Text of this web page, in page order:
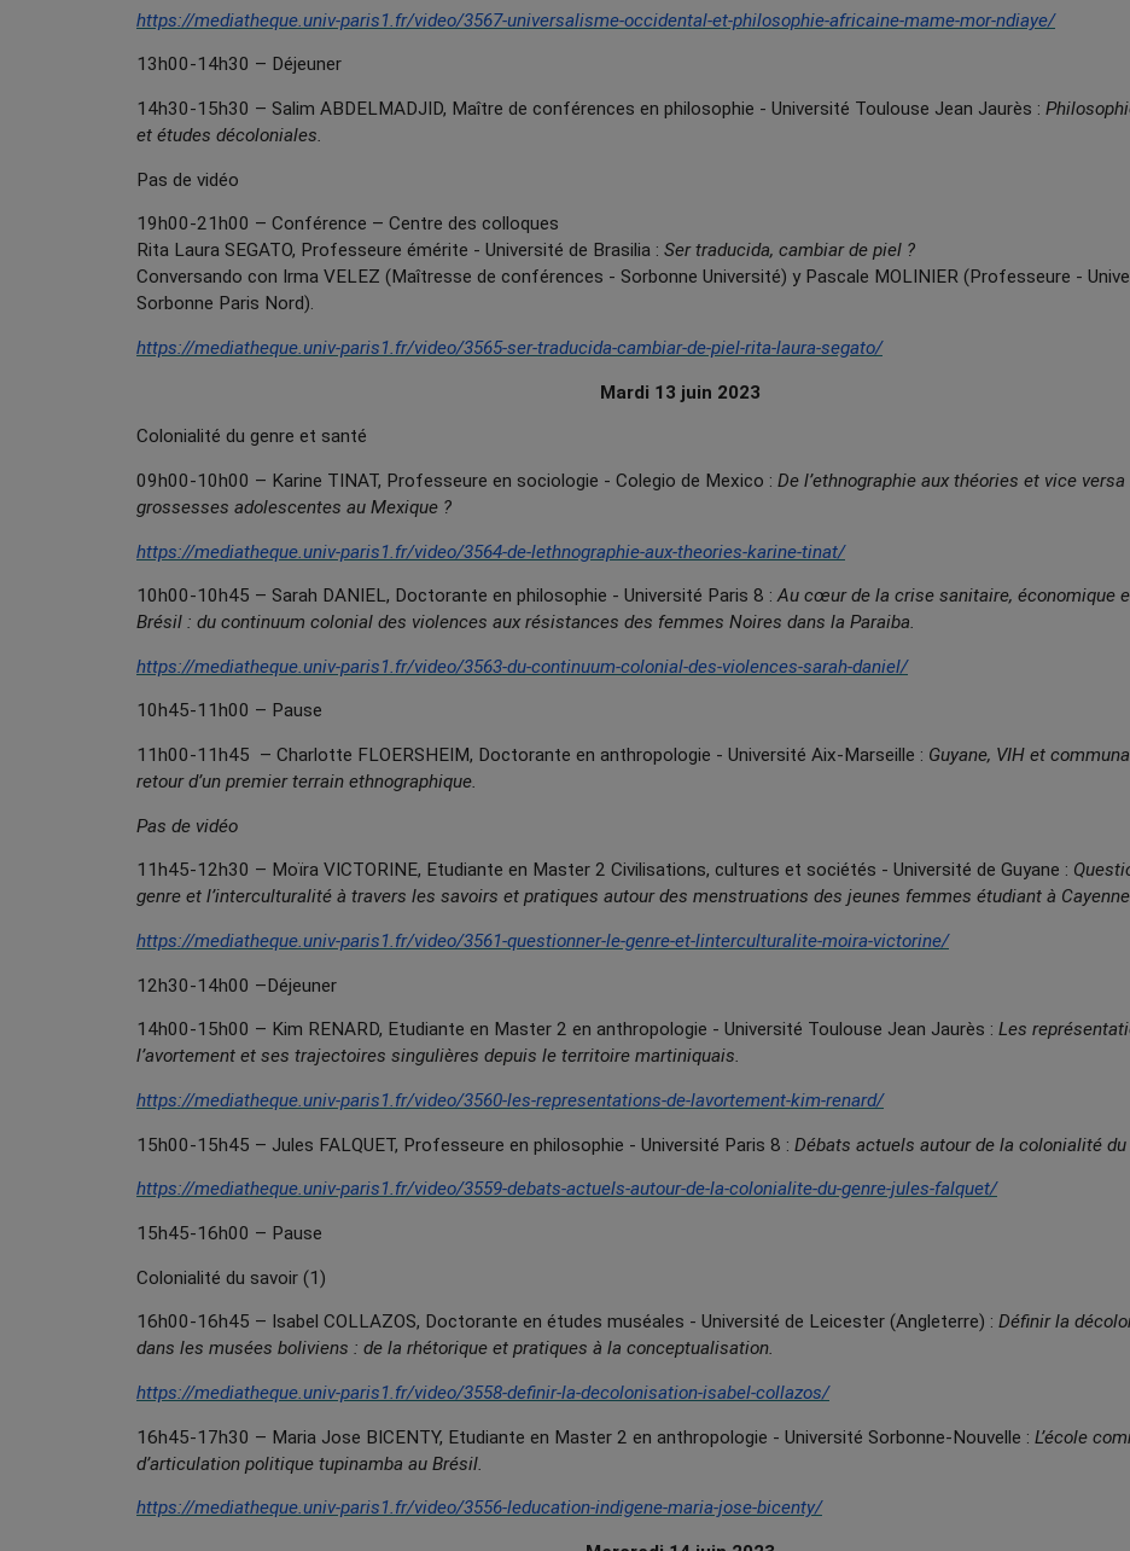
https://mediatheque.univ-paris1.fr/video/3567-universalisme-occidental-et-philosophie-africaine-mame-mor-ndiaye/
13h00-14h30 – Déjeuner
14h30-15h30 – Salim ABDELMADJID, Maître de conférences en philosophie - Université Toulouse Jean Jaurès :
et études décoloniales.
Pas de vidéo
19h00-21h00 – Conférence – Centre des colloques
Rita Laura SEGATO, Professeure émérite - Université de Brasilia : Ser traducida, cambiar de piel ?
Conversando con Irma VELEZ (Maîtresse de conférences - Sorbonne Université) y Pascale MOLINIER (Professeure -
Sorbonne Paris Nord).
https://mediatheque.univ-paris1.fr/video/3565-ser-traducida-cambiar-de-piel-rita-laura-segato/
Mardi 13 juin 2023
Colonialité du genre et santé
09h00-10h00 – Karine TINAT, Professeure en sociologie - Colegio de Mexico : De l’ethnographie aux théories et vice versa
grossesses adolescentes au Mexique ?
https://mediatheque.univ-paris1.fr/video/3564-de-lethnographie-aux-theories-karine-tinat/
10h00-10h45 – Sarah DANIEL, Doctorante en philosophie - Université Paris 8 :Au cœur de la crise sanitaire, économique
Brésil : du continuum colonial des violences aux résistances des femmes Noires dans la Paraiba.
https://mediatheque.univ-paris1.fr/video/3563-du-continuum-colonial-des-violences-sarah-daniel/
10h45-11h00 – Pause
11h00-11h45 – Charlotte FLOERSHEIM, Doctorante en anthropologie - Université Aix-Marseille : Guyane, VIH et
retour d’un premier terrain ethnographique.
Pas de vidéo
11h45-12h30 – Moïra VICTORINE, Etudiante en Master 2 Civilisations, cultures et sociétés - Université de Guyane :
genre et l’interculturalité à travers les savoirs et pratiques autour des menstruations des jeunes femmes étudiant à
https://mediatheque.univ-paris1.fr/video/3561-questionner-le-genre-et-linterculturalite-moira-victorine/
12h30-14h00 –Déjeuner
14h00-15h00 – Kim RENARD, Etudiante en Master 2 en anthropologie - Université Toulouse Jean Jaurès : Les
l’avortement et ses trajectoires singulières depuis le territoire martiniquais.
https://mediatheque.univ-paris1.fr/video/3560-les-representations-de-lavortement-kim-renard/
15h00-15h45 – Jules FALQUET, Professeure en philosophie - Université Paris 8 : Débats actuels autour de la colonialité du
https://mediatheque.univ-paris1.fr/video/3559-debats-actuels-autour-de-la-colonialite-du-genre-jules-falquet/
15h45-16h00 – Pause
Colonialité du savoir (1)
16h00-16h45 – Isabel COLLAZOS, Doctorante en études muséales - Université de Leicester (Angleterre) : Définir la
dans les musées boliviens : de la rhétorique et pratiques à la conceptualisation.
https://mediatheque.univ-paris1.fr/video/3558-definir-la-decolonisation-isabel-collazos/
16h45-17h30 – Maria Jose BICENTY, Etudiante en Master 2 en anthropologie - Université Sorbonne-Nouvelle : L’école
d’articulation politique tupinamba au Brésil.
https://mediatheque.univ-paris1.fr/video/3556-leducation-indigene-maria-jose-bicenty/